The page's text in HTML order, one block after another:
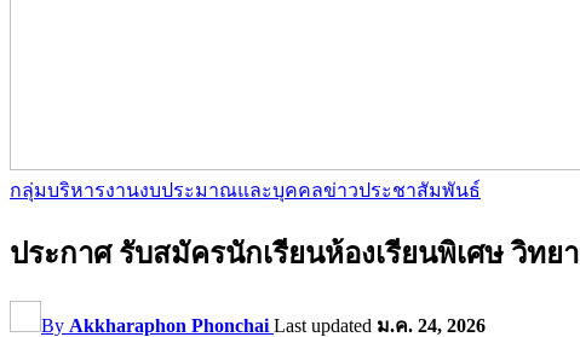
กลุ่มบริหารงานงบประมาณและบุคคลข่าวประชาสัมพันธ์
ประกาศ รับสมัครนักเรียนห้องเรียนพิเศษ วิท
By Akkharaphon Phonchai Last updated ม.ค. 24, 2026